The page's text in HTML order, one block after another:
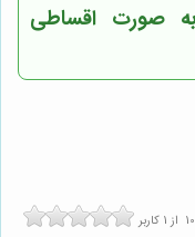
به صورت اقساطی
10 از 1 کاربر